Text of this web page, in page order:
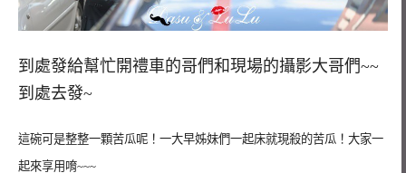
到處發給幫忙開禮車的哥們和現場的攝影大哥們~~
到處去發~
這碗可是整整一顆苦瓜呢！一大早姊妹們一起床就現殺的苦瓜！大家一
起來享用唷~~~